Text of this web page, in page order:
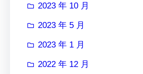
2023 年 10 月
2023 年 5 月
2023 年 1 月
2022 年 12 月